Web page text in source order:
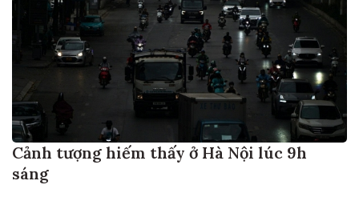
Cảnh tượng hiếm thấy ở Hà Nội lúc 9h
sáng